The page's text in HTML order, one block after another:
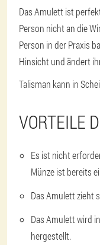
Das Amulett ist
Person nicht an die
Person in der Praxis
Hinsicht und ändert
Talisman kann in
VORTEILE
Es ist nicht
Münze ist bereits
Das Amulett zieht
Das Amulett wird
hergestellt.